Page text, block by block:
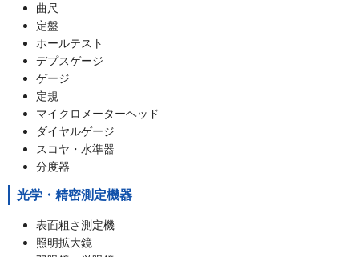
曲尺
定盤
ホールテスト
デプスゲージ
ゲージ
定規
マイクロメーターヘッド
ダイヤルゲージ
スコヤ・水準器
分度器
光学・精密測定機器
表面粗さ測定機
照明拡大鏡